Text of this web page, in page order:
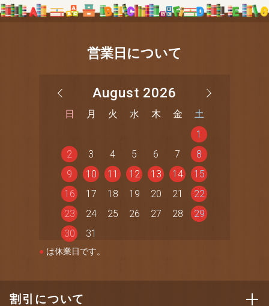
営業日について
August 2026
日 月 火 水 木 金
土
1
2
3 4 5 6 7
8
9
10 11 12 13 14
15
16
17 18 19 20 21
22
23
24 25 26 27 28
29
30
31
● は休業日です。
割引について